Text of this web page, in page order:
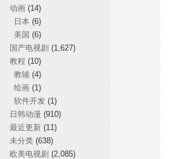
动画 (14)
日本 (6)
美国 (6)
国产电视剧 (1,627)
教程 (10)
教辅(4)
绘画(1)
软件开发(1)
日韩动漫 (910)
最近更新 (11)
未分类 (638)
欧美电视剧 (2,085)